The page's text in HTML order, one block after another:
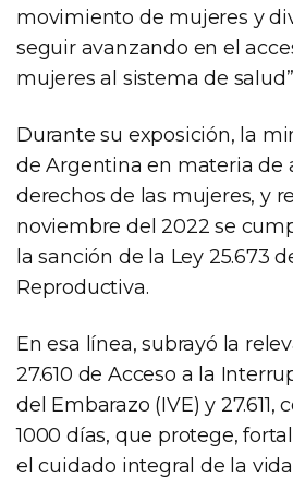
movimiento de mujeres y
seguir avanzando en el
mujeres al sistema de
Durante su exposición, la
de Argentina en materia de
derechos de las mujeres, y
noviembre del 2022 se
la sanción de la Ley 25.673
Reproductiva.
En esa línea, subrayó la
27.610 de Acceso a la
del Embarazo (IVE) y 27.611,
1000 días, que protege,
el cuidado integral de la